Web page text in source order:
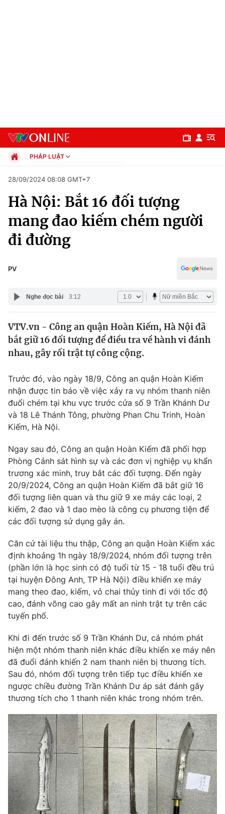
Chuyên mục
Chính trị
Thế giới
Thế giới đó đây
Câu chuyện quốc tế
Kinh tế
Tài chính
Thị trường
Góc doanh nghiệp
Dữ liệu và đời sống
Truyền hình
Phim VTV
Hậu trường
Nhân vật
Khán giả
Giải trí
Điện ảnh
Âm nhạc
Sao
Đời sống
Du lịch
Chất lượng cuộc sống
Giáo dục
Tuyển sinh
Học trực tuyến
Công nghệ
Hitech Công nghệ tương lai
Sản phẩm
Thị trường
Giao lưu trực tuyến
Lịch phát sóng
Chuyên mục khác
Emagazine Podcast
Photo Infographic
Video Shorts video
VTV Money VTV Thể thao
VTV Sức khoẻ Bất động sản
Thị trường 24h Tấm lòng Việt
PHÁP LUẬT
Xã hội
Pháp luật
Kinh tế
Thể thao
Truyền hình
Văn hóa - Giải trí
Giáo dục
28/09/2024 08:08 GMT+7
Hà Nội: Bắt 16 đối tượng
mang đao kiếm chém người
đi đường
PV
Nghe đọc bài 3:12
VTV.vn - Công an quận Hoàn Kiếm, Hà Nội đã
bắt giữ 16 đối tượng để điều tra về hành vi đánh
nhau, gây rối trật tự công cộng.
Trước đó, vào ngày 18/9, Công an quận Hoàn Kiếm
nhận được tin báo về việc xảy ra vụ nhóm thanh niên
đuổi chém tại khu vực trước cửa số 9 Trần Khánh Dư
và 18 Lê Thánh Tông, phường Phan Chu Trinh, Hoàn
Kiếm, Hà Nội.
Ngay sau đó, Công an quận Hoàn Kiếm đã phối hợp
Phòng Cảnh sát hình sự và các đơn vị nghiệp vụ khẩn
trương xác minh, truy bắt các đối tượng. Đến ngày
20/9/2024, Công an quận Hoàn Kiếm đã bắt giữ 16
đối tượng liên quan và thu giữ 9 xe máy các loại, 2
kiếm, 2 đao và 1 dao mèo là công cụ phương tiện để
các đối tượng sử dụng gây án.
Căn cứ tài liệu thu thập, Công an quận Hoàn Kiếm xác
định khoảng 1h ngày 18/9/2024, nhóm đối tượng trên
(phần lớn là học sinh có độ tuổi từ 15 - 18 tuổi đều trú
tại huyện Đông Anh, TP Hà Nội) điều khiển xe máy
mang theo đao, kiếm, vỏ chai thủy tinh đi với tốc độ
cao, đánh võng cao gây mất an ninh trật tự trên các
tuyến phố.
Khi đi đến trước số 9 Trần Khánh Dư, cả nhóm phát
hiện một nhóm thanh niên khác điều khiển xe máy nên
đã đuổi đánh khiến 2 nam thanh niên bị thương tích.
Sau đó, nhóm đối tượng trên tiếp tục điều khiển xe
ngược chiều đường Trần Khánh Dư áp sát đánh gây
thương tích cho 1 thanh niên khác trong nhóm trên.